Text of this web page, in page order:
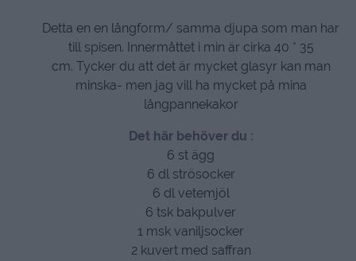
Detta en en långform/ samma djupa som man har
till spisen. Innermåttet i min är cirka 40 * 35
cm. Tycker du att det är mycket glasyr kan man
minska- men jag vill ha mycket på mina
långpannekakor
Det här behöver du :
6 st ägg
6 dl strösocker
6 dl vetemjöl
6 tsk bakpulver
1 msk vaniljsocker
2 kuvert med saffran